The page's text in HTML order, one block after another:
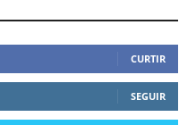
CURTIR
SEGUIR